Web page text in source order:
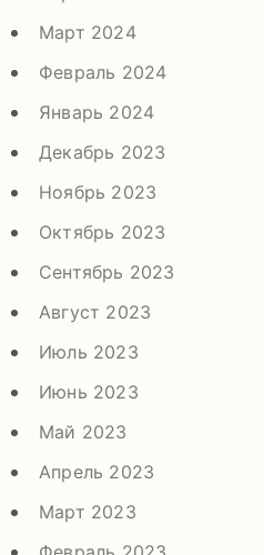
Март 2024
Февраль 2024
Январь 2024
Декабрь 2023
Ноябрь 2023
Октябрь 2023
Сентябрь 2023
Август 2023
Июль 2023
Июнь 2023
Май 2023
Апрель 2023
Март 2023